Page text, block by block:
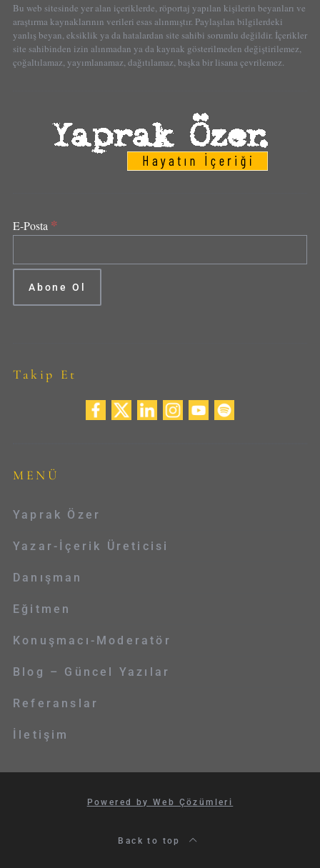
Bu web sitesinde yer alan içeriklerde, röportaj yapılan kişilerin beyanları ve
araştırma kaynaklarının verileri esas alınmıştır. Paylaşılan bilgilerdeki
yanlış beyan, eksiklik ya da hatalardan site sahibi sorumlu değildir. İçerikler
site sahibinden izin alınmadan ya da kaynak gösterilmeden değiştirilemez,
çoğaltılamaz, yayımlanamaz, dağıtılamaz, başka bir lisana çevrilemez.
E-Posta *
Takip Et
MENÜ
Yaprak Özer
Yazar-İçerik Üreticisi
Danışman
Eğitmen
Konuşmacı-Moderatör
Blog – Güncel Yazılar
Referanslar
İletişim
Powered by Web Çözümleri
Back to top